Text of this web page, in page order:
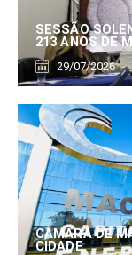
SESSÃO
213 ANOS DE
29/07/2026
CÂMARA DE
CIDADE